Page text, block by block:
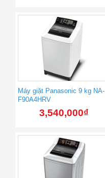
Máy giặt Panasonic 9 kg NA-
F90A4HRV
3,540,000₫